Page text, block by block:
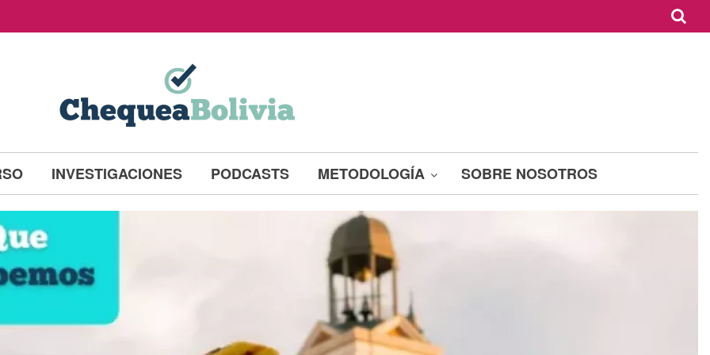
INVESTIGACIONES PODCASTS METODOLOGÍA SOBRE NOSOTROS